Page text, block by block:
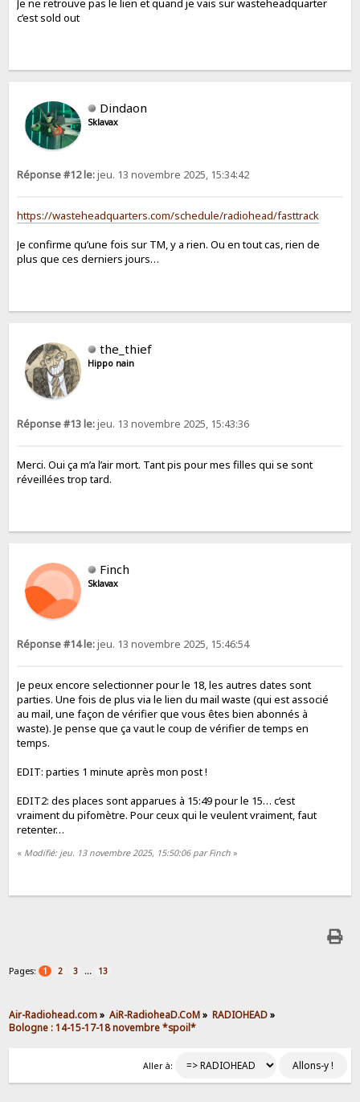
Je ne retrouve pas le lien et quand je vais sur wasteheadquarter
c’est sold out
Dindaon
Sklavax
Réponse #12 le:jeu. 13 novembre 2025, 15:34:42
https://wasteheadquarters.com/schedule/radiohead/fasttrack
Je confirme qu’une fois sur TM, y a rien. Ou en tout cas, rien de
plus que ces derniers jours…
the_thief
Hippo nain
Réponse #13 le:jeu. 13 novembre 2025, 15:43:36
Merci. Oui ça m’a l’air mort. Tant pis pour mes filles qui se sont
réveillées trop tard.
Finch
Sklavax
Réponse #14 le:jeu. 13 novembre 2025, 15:46:54
Je peux encore selectionner pour le 18, les autres dates sont
parties. Une fois de plus via le lien du mail waste (qui est associé
au mail, une façon de vérifier que vous êtes bien abonnés à
waste). Je pense que ça vaut le coup de vérifier de temps en
temps.
EDIT: parties 1 minute après mon post !
EDIT2: des places sont apparues à 15:49 pour le 15… c’est
vraiment du pifomètre. Pour ceux qui le veulent vraiment, faut
retenter…
« Modifié: jeu. 13 novembre 2025, 15:50:06 par Finch »
Pages: 1 2 3 ... 13
Air-Radiohead.com» AiR-RadioheaD.CoM» RADIOHEAD»
Bologne : 14-15-17-18 novembre *spoil*
Aller à: